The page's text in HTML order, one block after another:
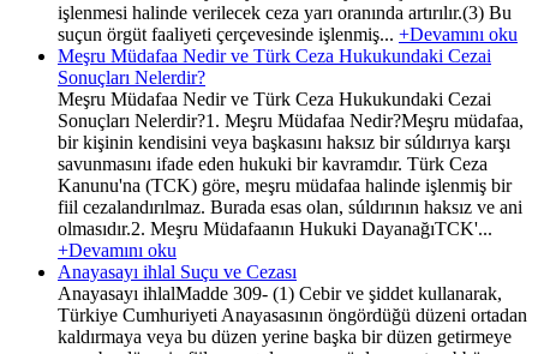
işlenmesi halinde verilecek ceza yarı oranında artırılır.(3) Bu
suçun örgüt faaliyeti çerçevesinde işlenmiş... +Devamını oku
Meşru Müdafaa Nedir ve Türk Ceza Hukukundaki Cezai
Sonuçları Nelerdir?
Meşru Müdafaa Nedir ve Türk Ceza Hukukundaki Cezai
Sonuçları Nelerdir?1. Meşru Müdafaa Nedir?Meşru müdafaa,
bir kişinin kendisini veya başkasını haksız bir súldırıya karşı
savunmasını ifade eden hukuki bir kavramdır. Türk Ceza
Kanunu'na (TCK) göre, meşru müdafaa halinde işlenmiş bir
fiil cezalandırılmaz. Burada esas olan, súldırının haksız ve ani
olmasıdır.2. Meşru Müdafaanın Hukuki DayanağıTCK'...
+Devamını oku
Anayasayı ihlal Suçu ve Cezası
Anayasayı ihlalMadde 309- (1) Cebir ve şiddet kullanarak,
Türkiye Cumhuriyeti Anayasasının öngördüğü düzeni ortadan
kaldırmaya veya bu düzen yerine başka bir düzen getirmeye